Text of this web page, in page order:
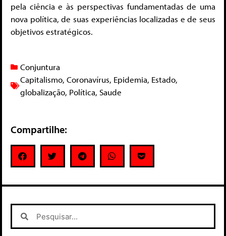
pela ciência e às perspectivas fundamentadas de uma
nova política, de suas experiências localizadas e de seus
objetivos estratégicos.
Conjuntura
Capitalismo, Coronavírus, Epidemia, Estado,
globalização, Política, Saude
Compartilhe: